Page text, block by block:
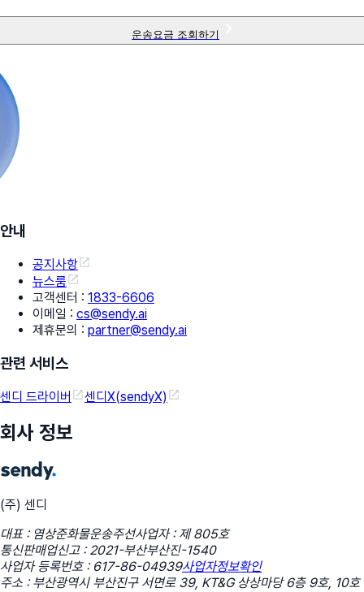
운송요금 조회하기
안내
공지사항
뉴스룸
고객센터 : 1833-6606
이메일 : cs@sendy.ai
제휴문의 : partner@sendy.ai
관련 서비스
센디 드라이버 센디X(sendyX)
회사 정보
(주) 센디
대표 : 염상준화물운송주선사업자 : 제 805호
통신판매업신고 : 2021-부산부산진-1540
사업자 등록번호 : 617-86-04939사업자정보확인
주소 : 부산광역시 부산진구 서면로 39, KT&G 상상마당 6층 9호, 10호